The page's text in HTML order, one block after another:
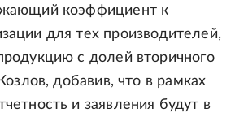
коэффициент к
для тех производителей,
с долей вторичного
добавив, что в рамках
и заявления будут в